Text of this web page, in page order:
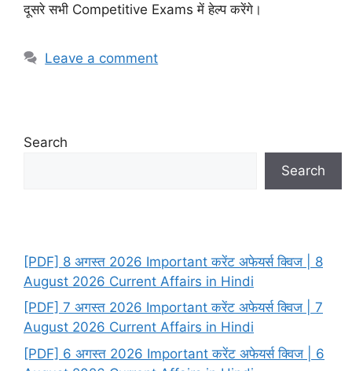
दूसरे सभी Competitive Exams में हेल्प करेंगे।
Leave a comment
Search
Search
[PDF] 8 अगस्त 2026 Important करेंट अफेयर्स क्विज | 8
August 2026 Current Affairs in Hindi
[PDF] 7 अगस्त 2026 Important करेंट अफेयर्स क्विज | 7
August 2026 Current Affairs in Hindi
[PDF] 6 अगस्त 2026 Important करेंट अफेयर्स क्विज | 6